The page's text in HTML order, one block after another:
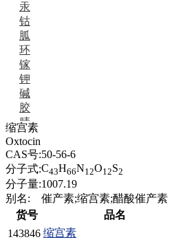
汞
钴
胍
环
镓
钾
碱
胶
腈
精
肼
醌
蜡
锂
啉
磷
膦
缩宫素
Oxtocin
CAS号:50-56-6
分子式:C43H66N12O12S2
分子量:1007.19
别名:
催产素;缩宫素;醋酸催产素
货号
品名
143846 缩宫素